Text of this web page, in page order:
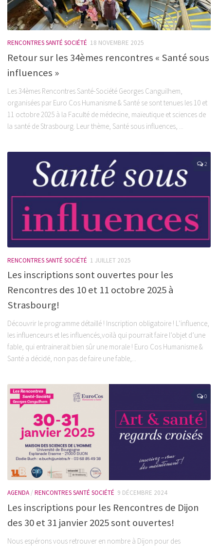
RENCONTRES SANTÉ SOCIÉTÉ 18 NOVEMBRE 2025
Retour sur les 34èmes rencontres « Santé sous
influences »
Les 34èmes Rencontres Santé-Société Georges Canguilhem,
organisées par Euro Cos Humanisme & Santé se sont tenues les 10 et
11 octobre 2025 à la Faculté de médecine, maïeutique et sciences de
la santé de Strasbourg. Leur thème, Santé sous influences, ...
2
RENCONTRES SANTÉ SOCIÉTÉ 1 JUILLET 2025
Les inscriptions sont ouvertes pour les
Rencontres des 10 et 11 octobre 2025 à
Strasbourg!
Découvrir le programme détaillé ! Inscription obligatoire ! L’influence,
les influenceurs et les influencés,voilà qui pourrait faire l’objet d’une
fable, qui entrainerait bien sûr une morale ! Euro Cos Humanisme &
Santé a décidé, non pas de faire une fable,...
0
AGENDA/ RENCONTRES SANTÉ SOCIÉTÉ 9 DÉCEMBRE 2024
Les inscriptions pour les Rencontres de Dijon
des 30 et 31 janvier 2025 sont ouvertes!
Nous espérons vous retrouver en nombre à Dijon pour des